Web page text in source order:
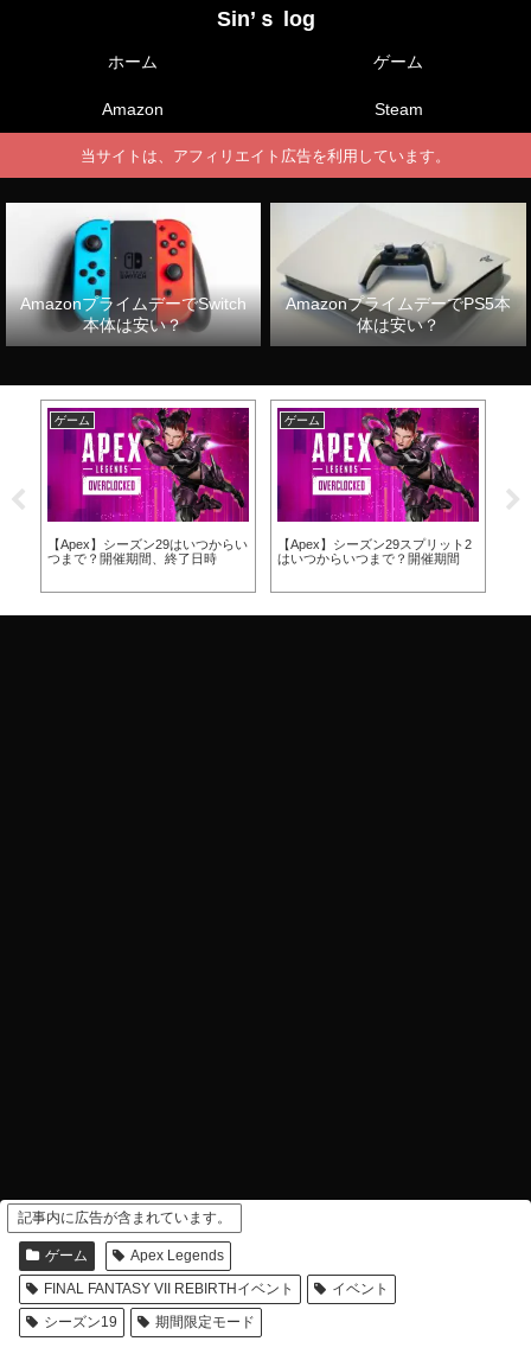
Sin’ｓ log
ホーム ゲーム
Amazon Steam
当サイトは、アフィリエイト広告を利用しています。
AmazonプライムデーでSwitch
本体は安い？
AmazonプライムデーでPS5本
体は安い？
ゲーム
【Apex】シーズン29はいつからい
つまで？開催期間、終了日時
ゲーム
【Apex】シーズン29スプリット2
はいつからいつまで？開催期間
記事内に広告が含まれています。
ゲーム
Apex Legends
FINAL FANTASY VII REBIRTHイベント
イベント
シーズン19
期間限定モード